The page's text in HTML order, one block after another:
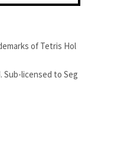
of Tetris Hol
Sub-licensed to Seg